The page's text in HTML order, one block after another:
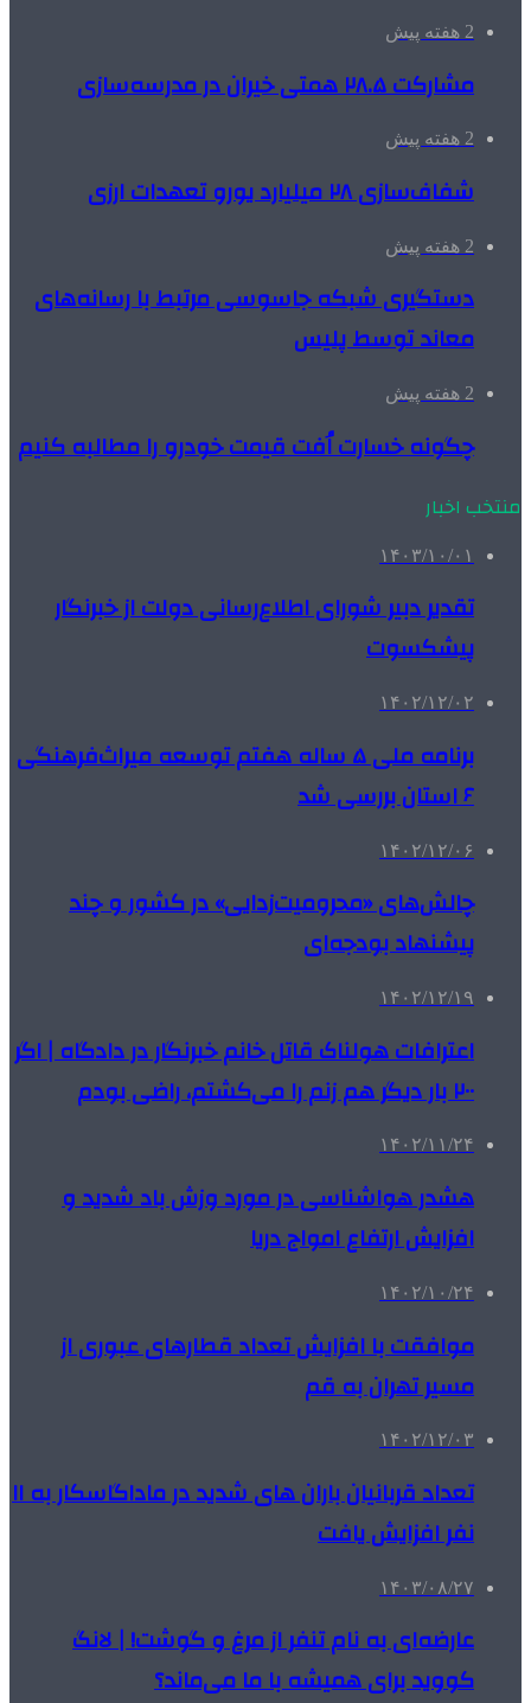
2 هفته پیش
مشارکت ۲۸.۵ همتی خیران در مدرسه‌سازی
2 هفته پیش
شفاف‌سازی ۲۸ میلیارد یورو تعهدات ارزی
2 هفته پیش
دستگیری شبکه جاسوسی مرتبط با رسانه‌های
معاند توسط پلیس
2 هفته پیش
چگونه خسارت اُفت قیمت خودرو را مطالبه کنیم
منتخب اخبار
۱۴۰۳/۱۰/۰۱
تقدیر دبیر شورای اطلاع‌رسانی دولت از خبرنگار
پیشکسوت
۱۴۰۲/۱۲/۰۲
برنامه ملی ۵ ساله هفتم توسعه میراث‌فرهنگی
۶ استان بررسی شد
۱۴۰۲/۱۲/۰۶
چالش‌های «محرومیت‌زدایی» در کشور و چند
پیشنهاد بودجه‌ای
۱۴۰۲/۱۲/۱۹
اعترافات هولناک قاتل خانم خبرنگار در دادگاه | اگر
۲۰۰ بار دیگر هم زنم را می‌کشتم، راضی بودم
۱۴۰۲/۱۱/۲۴
هشدر هواشناسی در مورد وزش باد شدید و
افزایش ارتفاع امواج دریا
۱۴۰۲/۱۰/۲۴
موافقت با افزایش تعداد قطارهای عبوری از
مسیر تهران به قم
۱۴۰۲/۱۲/۰۳
تعداد قربانیان باران های شدید در ماداگاسکار به ۱۱
نفر افزایش یافت
۱۴۰۳/۰۸/۲۷
عارضه‌ای به نام تنفر از مرغ و گوشت! | لانگ
کووید برای همیشه با ما می‌ماند؟